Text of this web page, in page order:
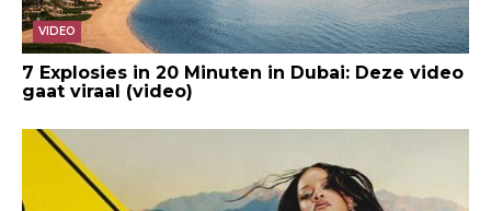
VIDEO
7 Explosies in 20 Minuten in Dubai: Deze video
gaat viraal (video)